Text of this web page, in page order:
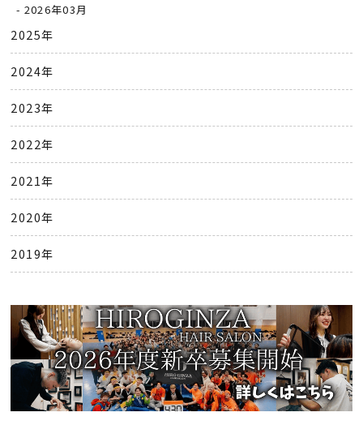
2026年03月
2025年
2024年
2023年
2022年
2021年
2020年
2019年